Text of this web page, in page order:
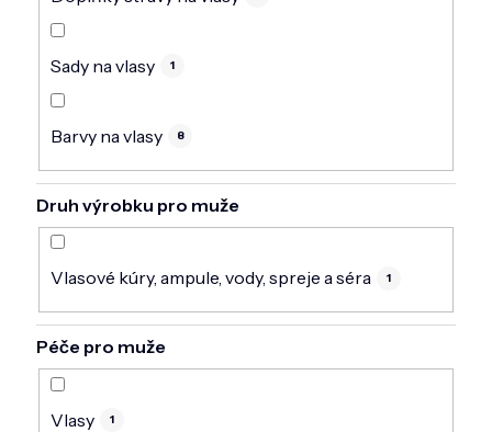
Sady na vlasy 1
Barvy na vlasy 8
Druh výrobku pro muže
Vlasové kúry, ampule, vody, spreje a séra 1
Péče pro muže
Vlasy 1